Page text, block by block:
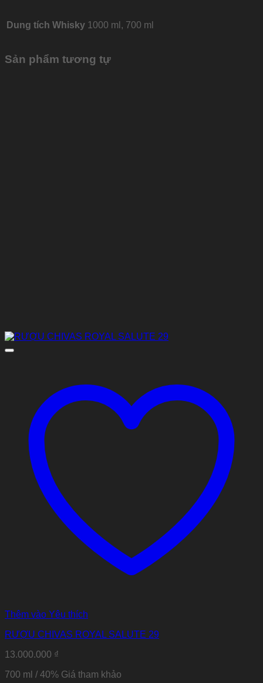
Dung tích Whisky 1000 ml, 700 ml
Sản phẩm tương tự
Thêm vào Yêu thích
RƯỢU CHIVAS ROYAL SALUTE 29
13.000.000 ₫
700 ml / 40% Giá tham khảo